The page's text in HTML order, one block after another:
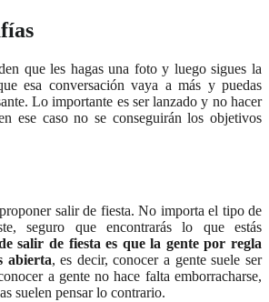
que les hagas una foto y luego sigues la
esa conversación vaya a más y puedas
Lo importante es ser lanzado y no hacer
ese caso no se conseguirán los objetivos
salir de fiesta. No importa el tipo de
seguro que encontrarás lo que estás
salir de fiesta es que la gente por regla
abierta, es decir, conocer a gente suele ser
a gente no hace falta emborracharse,
suelen pensar lo contrario.